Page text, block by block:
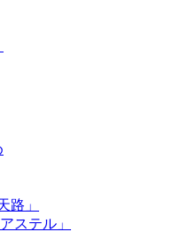
路」
ステル」